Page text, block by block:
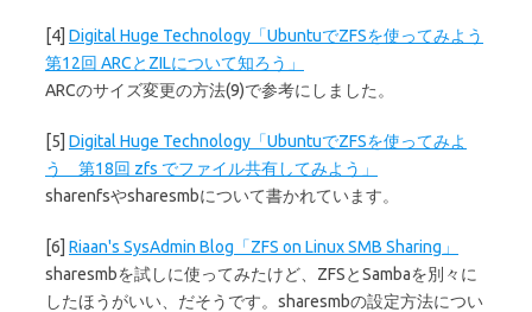
[4] Digital Huge Technology「UbuntuでZFSを使ってみよう
第12回 ARCとZILについて知ろう」
ARCのサイズ変更の方法(9)で参考にしました。
[5] Digital Huge Technology「UbuntuでZFSを使ってみよ
う 第18回 zfs でファイル共有してみよう」
sharenfsやsharesmbについて書かれています。
[6] Riaan's SysAdmin Blog「ZFS on Linux SMB Sharing」
sharesmbを試しに使ってみたけど、ZFSとSambaを別々に
したほうがいい、だそうです。sharesmbの設定方法につい